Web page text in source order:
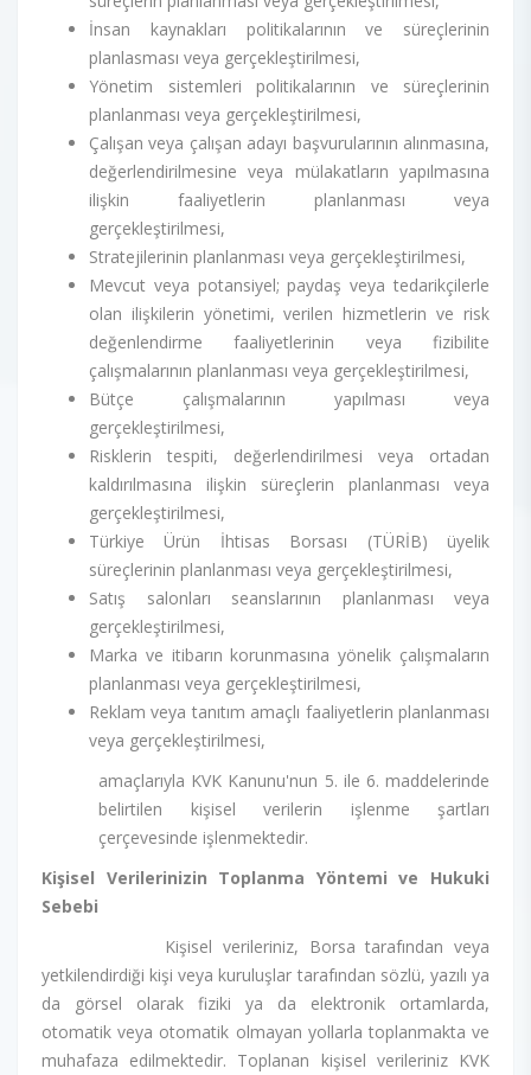
İnsan kaynakları politikalarının ve süreçlerinin
planlasması veya gerçekleştirilmesi,
Yönetim sistemleri politikalarının ve süreçlerinin
planlanması veya gerçekleştirilmesi,
Çalışan veya çalışan adayı başvurularının alınmasına,
değerlendirilmesine veya mülakatların yapılmasına
ilişkin faaliyetlerin planlanması veya
gerçekleştirilmesi,
Stratejilerinin planlanması veya gerçekleştirilmesi,
Mevcut veya potansiyel; paydaş veya tedarikçilerle
olan ilişkilerin yönetimi, verilen hizmetlerin ve risk
değenlendirme faaliyetlerinin veya fizibilite
çalışmalarının planlanması veya gerçekleştirilmesi,
Bütçe çalışmalarının yapılması veya
gerçekleştirilmesi,
Risklerin tespiti, değerlendirilmesi veya ortadan
kaldırılmasına ilişkin süreçlerin planlanması veya
gerçekleştirilmesi,
Türkiye Ürün İhtisas Borsası (TÜRİB) üyelik
süreçlerinin planlanması veya gerçekleştirilmesi,
Satış salonları seanslarının planlanması veya
gerçekleştirilmesi,
Marka ve itibarın korunmasına yönelik çalışmaların
planlanması veya gerçekleştirilmesi,
Reklam veya tanıtım amaçlı faaliyetlerin planlanması
veya gerçekleştirilmesi,
amaçlarıyla KVK Kanunu'nun 5. ile 6. maddelerinde
belirtilen kişisel verilerin işlenme şartları
çerçevesinde işlenmektedir.
Kişisel Verilerinizin Toplanma Yöntemi ve Hukuki
Sebebi
Kişisel verileriniz, Borsa tarafından veya
yetkilendirdiği kişi veya kuruluşlar tarafından sözlü, yazılı ya
da görsel olarak fiziki ya da elektronik ortamlarda,
otomatik veya otomatik olmayan yollarla toplanmakta ve
muhafaza edilmektedir. Toplanan kişisel verileriniz KVK